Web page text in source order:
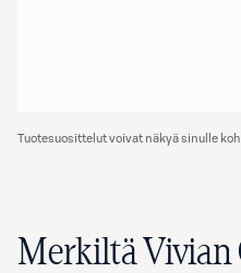
Tuotesuosittelut voivat näkyä sinulle
Merkiltä Vivian